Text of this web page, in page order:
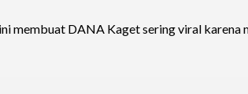
membuat DANA Kaget sering viral karena